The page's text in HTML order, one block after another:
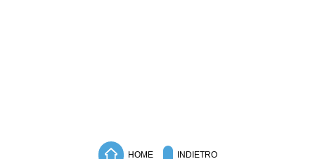
HOME INDIETRO